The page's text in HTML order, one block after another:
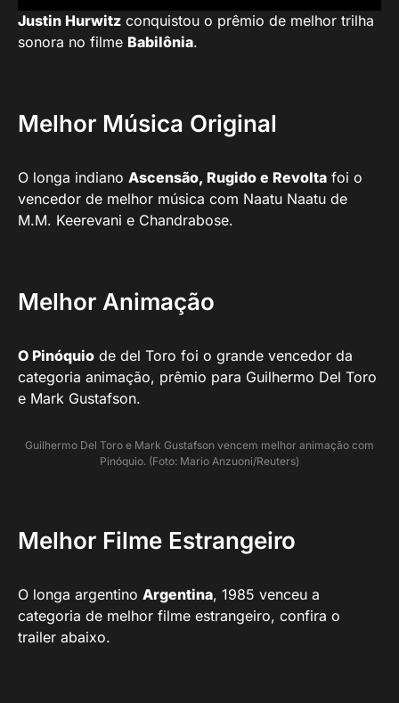
Justin Hurwitz conquistou o prêmio de melhor trilha
sonora no filme Babilônia.
Melhor Música Original
O longa indiano Ascensão, Rugido e Revolta foi o
vencedor de melhor música com Naatu Naatu de
M.M. Keerevani e Chandrabose.
Melhor Animação
O Pinóquio de del Toro foi o grande vencedor da
categoria animação, prêmio para Guilhermo Del Toro
e Mark Gustafson.
Guilhermo Del Toro e Mark Gustafson vencem melhor animação com
Pinóquio. (Foto: Mario Anzuoni/Reuters)
Melhor Filme Estrangeiro
O longa argentino Argentina, 1985 venceu a
categoria de melhor filme estrangeiro, confira o
trailer abaixo.